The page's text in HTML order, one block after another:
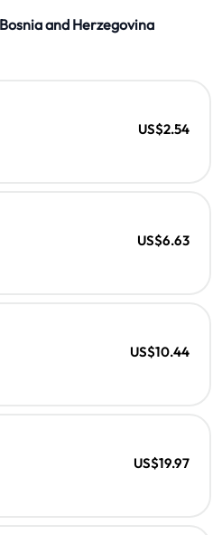
and Herzegovina
US$2.54
US$6.63
US$10.44
US$19.97